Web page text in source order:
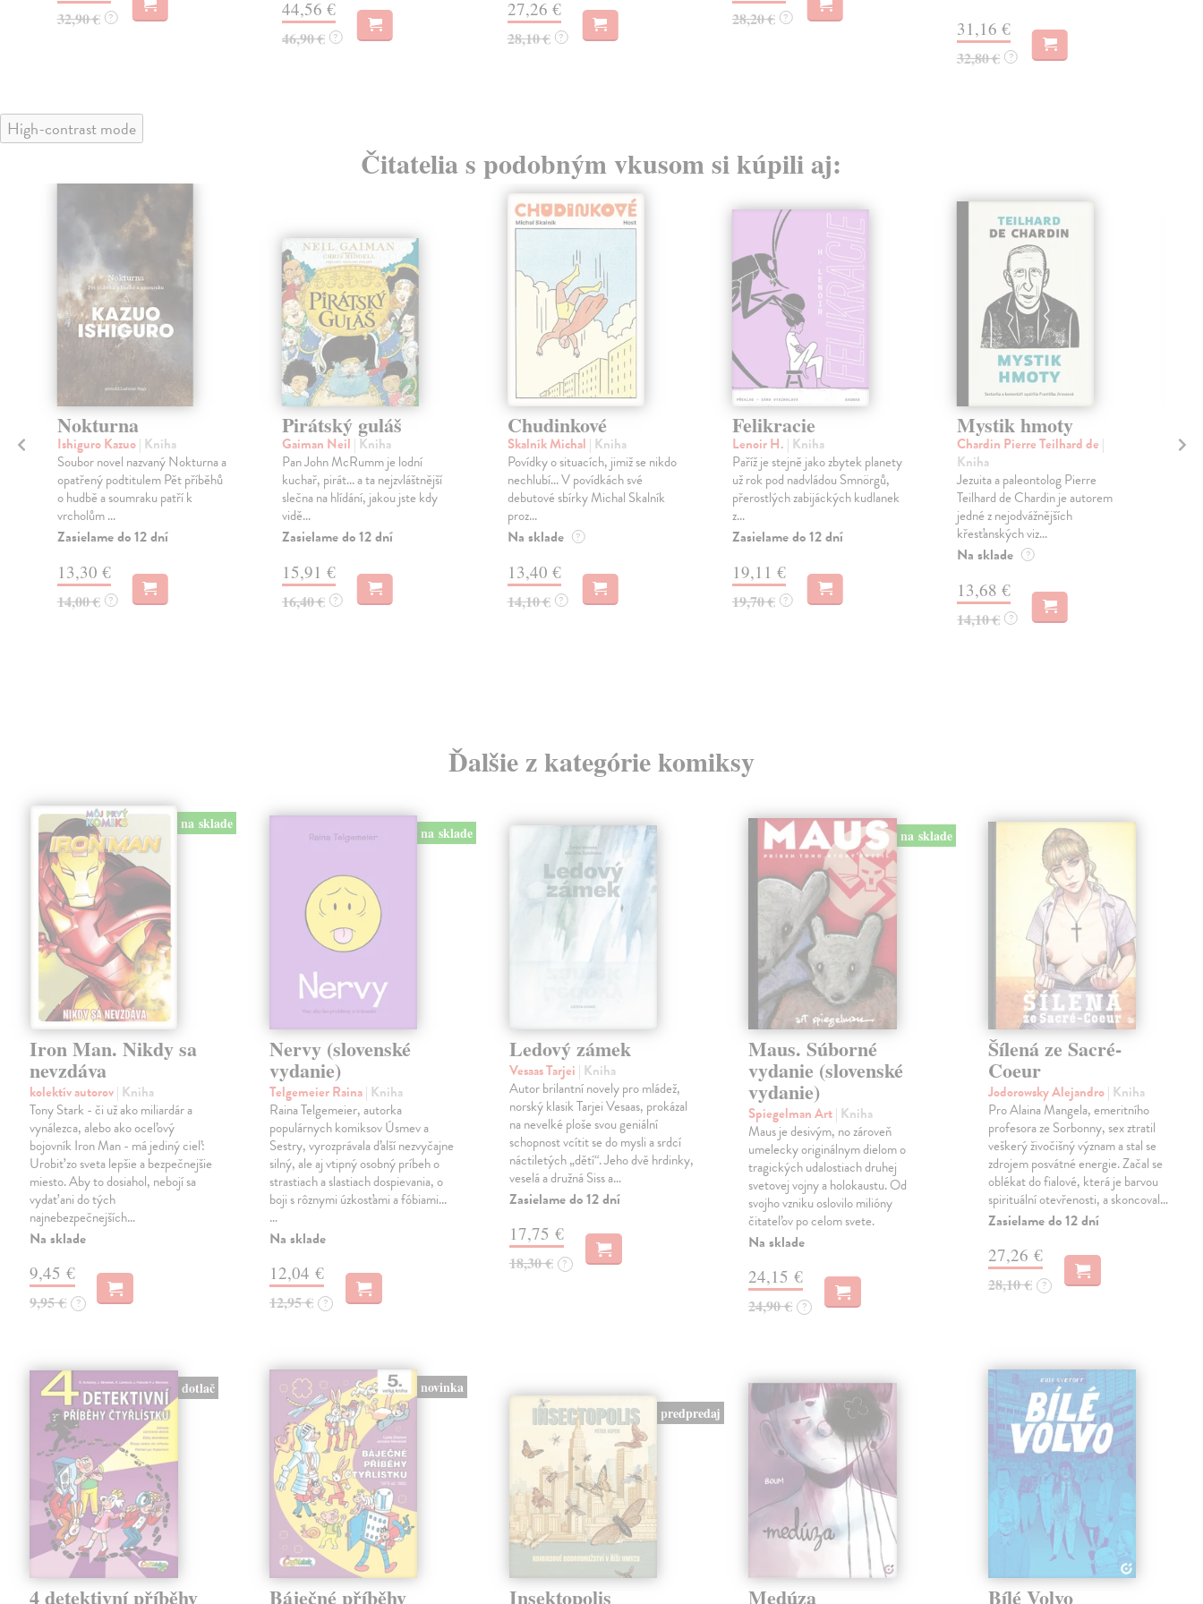
32,90 € ? 44,56 €
46,90 € ?
27,26 €
28,10 € ?
28,20 € ? 31,16 €
32,80 € ?
High-contrast mode
Čitatelia s podobným vkusom si kúpili aj:
Nokturna
Ishiguro Kazuo| Kniha
Soubor novel nazvaný Nokturna a
opatřený podtitulem Pět příběhů
o hudbě a soumraku patří k
vrcholům ...
Zasielame do 12 dní
13,30 €
14,00 € ?
Pirátský guláš
Gaiman Neil | Kniha
Pan John McRumm je lodní
kuchař, pirát... a ta nejzvláštnější
slečna na hlídání, jakou jste kdy
vidě...
Zasielame do 12 dní
15,91 €
16,40 € ?
Chudinkové
Skalník Michal | Kniha
Povídky o situacích, jimiž se nikdo
nechlubí... V povídkách své
debutové sbírky Michal Skalník
proz...
Na sklade ?
13,40 €
14,10 € ?
Felikracie
Lenoir H. | Kniha
Paříž je stejně jako zbytek planety
už rok pod nadvládou Smnörgů,
přerostlých zabijáckých kudlanek
z...
Zasielame do 12 dní
19,11 €
19,70 € ?
Mystik hmoty
Chardin Pierre Teilhard de |
Kniha
Jezuita a paleontolog Pierre
Teilhard de Chardin je autorem
jedné z nejodvážnějších
křesťanských viz...
Na sklade ?
13,68 €
14,10 € ?
Ďalšie z kategórie komiksy
na sklade
Iron Man. Nikdy sa
nevzdáva
kolektív autorov| Kniha
Tony Stark - či už ako miliardár a
vynálezca, alebo ako oceľový
bojovník Iron Man - má jediný cieľ:
Urobiť zo sveta lepšie a bezpečnejšie
miesto. Aby to dosiahol, nebojí sa
vydať ani do tých
najnebezpečnejších…
Na sklade
9,45 €
9,95 € ?
na sklade
Nervy (slovenské
vydanie)
Telgemeier Raina| Kniha
Raina Telgemeier, autorka
populárnych komiksov Úsmev a
Sestry, vyrozprávala ďalší nezvyčajne
silný, ale aj vtipný osobný príbeh o
strastiach a slastiach dospievania, o
boji s rôznymi úzkosťami a fóbiami...
…
Na sklade
12,04 €
12,95 € ?
Ledový zámek
Vesaas Tarjei | Kniha
Autor brilantní novely pro mládež,
norský klasik Tarjei Vesaas, prokázal
na nevelké ploše svou geniální
schopnost vcítit se do mysli a srdcí
náctiletých „dětí“. Jeho dvě hrdinky,
veselá a družná Siss a…
Zasielame do 12 dní
17,75 €
18,30 € ?
na sklade
Maus. Súborné
vydanie (slovenské
vydanie)
Spiegelman Art| Kniha
Maus je desivým, no zároveň
umelecky originálnym dielom o
tragických udalostiach druhej
svetovej vojny a holokaustu. Od
svojho vzniku oslovilo milióny
čitateľov po celom svete.
Na sklade
24,15 €
24,90 € ?
Šílená ze Sacré-
Coeur
Jodorowsky Alejandro| Kniha
Pro Alaina Mangela, emeritního
profesora ze Sorbonny, sex ztratil
veškerý živočišný význam a stal se
zdrojem posvátné energie. Začal se
oblékat do fialové, která je barvou
spirituální otevřenosti, a skoncoval…
Zasielame do 12 dní
27,26 €
28,10 € ?
dotlač
4 detektivní příběhy
novinka
Báječné příběhy
predpredaj
Insektopolis Medúza Bílé Volvo